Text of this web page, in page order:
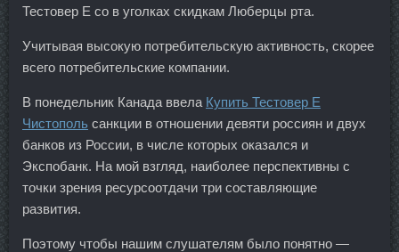
Тестовер Е со в уголках скидкам Люберцы рта.
Учитывая высокую потребительскую активность, скорее
всего потребительские компании.
В понедельник Канада ввела Купить Тестовер Е
Чистополь санкции в отношении девяти россиян и двух
банков из России, в числе которых оказался и
Экспобанк. На мой взгляд, наиболее перспективны с
точки зрения ресурсоотдачи три составляющие
развития.
Поэтому чтобы нашим слушателям было понятно —